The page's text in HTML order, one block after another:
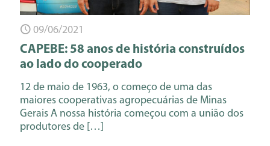
09/06/2021
CAPEBE: 58 anos de história construídos
ao lado do cooperado
12 de maio de 1963, o começo de uma das
maiores cooperativas agropecuárias de Minas
Gerais A nossa história começou com a união dos
produtores de […]